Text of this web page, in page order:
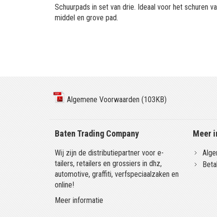
Schuurpads in set van drie. Ideaal voor het schuren
middel en grove pad.
Algemene Voorwaarden (103KB)
Baten Trading Company
Wij zijn de distributiepartner voor e-
tailers, retailers en grossiers in dhz,
automotive, graffiti, verfspeciaalzaken en
online!
Meer informatie
Meer